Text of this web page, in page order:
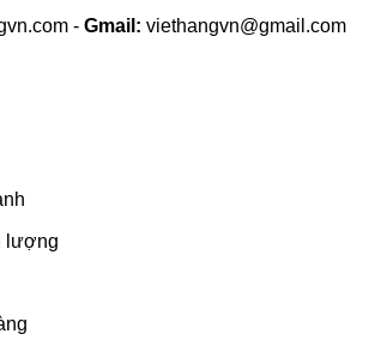
- Gmail: viethangvn@gmail.com
lượng